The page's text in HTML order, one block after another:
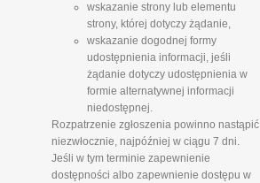
wskazanie strony lub elementu
strony, której dotyczy żądanie,
wskazanie dogodnej formy
udostępnienia informacji, jeśli
żądanie dotyczy udostępnienia w
formie alternatywnej informacji
niedostępnej.
Rozpatrzenie zgłoszenia powinno nastąpić
niezwłocznie, najpóźniej w ciągu 7 dni.
Jeśli w tym terminie zapewnienie
dostępności albo zapewnienie dostępu w